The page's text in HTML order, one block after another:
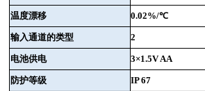
温度漂移 0.02%/℃
输入通道的类型 2
电池供电 3×1.5V AA
防护等级 IP 67